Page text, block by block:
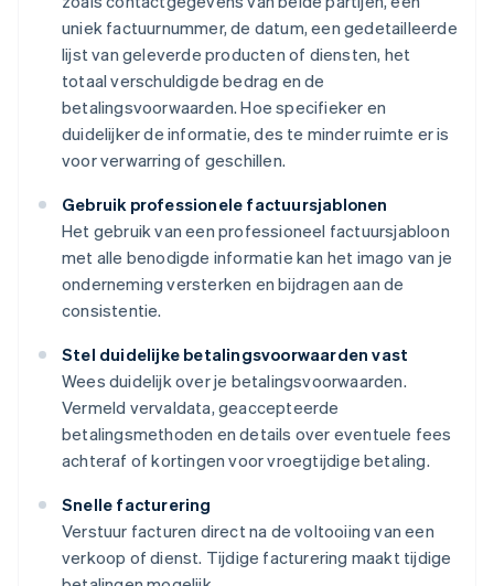
uniek factuurnummer, de datum, een gedetailleerde
lijst van geleverde producten of diensten, het
totaal verschuldigde bedrag en de
betalingsvoorwaarden. Hoe specifieker en
duidelijker de informatie, des te minder ruimte er is
voor verwarring of geschillen.
Gebruik professionele factuursjablonen
Het gebruik van een professioneel factuursjabloon
met alle benodigde informatie kan het imago van je
onderneming versterken en bijdragen aan de
consistentie.
Stel duidelijke betalingsvoorwaarden vast
Wees duidelijk over je betalingsvoorwaarden.
Vermeld vervaldata, geaccepteerde
betalingsmethoden en details over eventuele fees
achteraf of kortingen voor vroegtijdige betaling.
Snelle facturering
Verstuur facturen direct na de voltooiing van een
verkoop of dienst. Tijdige facturering maakt tijdige